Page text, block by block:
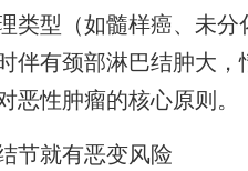
型（如髓样癌、未分
伴有颈部淋巴结肿大
恶性肿瘤的核心原则。
节就有恶变风险